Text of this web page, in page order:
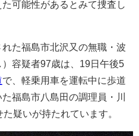
可能性があるとみて捜査し
た福島市北沢又の無職・波
容疑者97歳は、19日午後5
で、軽乗用車を運転中に歩道
福島市八島田の調理員・川
疑いが持たれています。